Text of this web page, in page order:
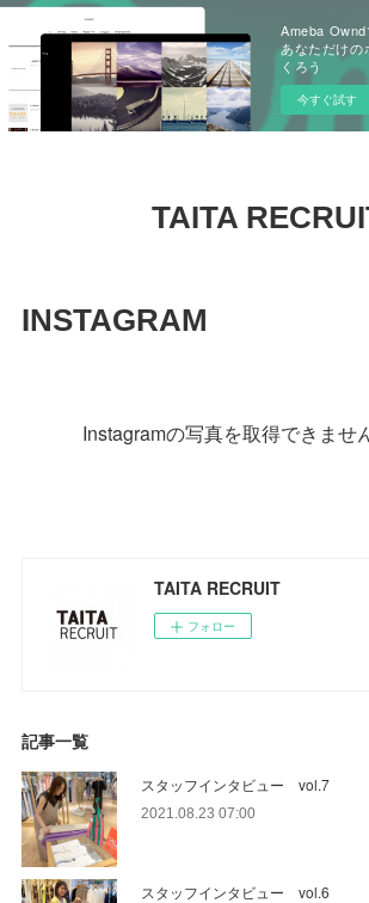
Ameba Ownd
あなただけの
くろう
今すぐ試す
TAITA
INSTAGRAM
Instagramの写真を取得できませ
TAITA RECRUIT
フォロー
記事一覧
スタッフインタビュー vol.7
2021.08.23 07:00
スタッフインタビュー vol.6